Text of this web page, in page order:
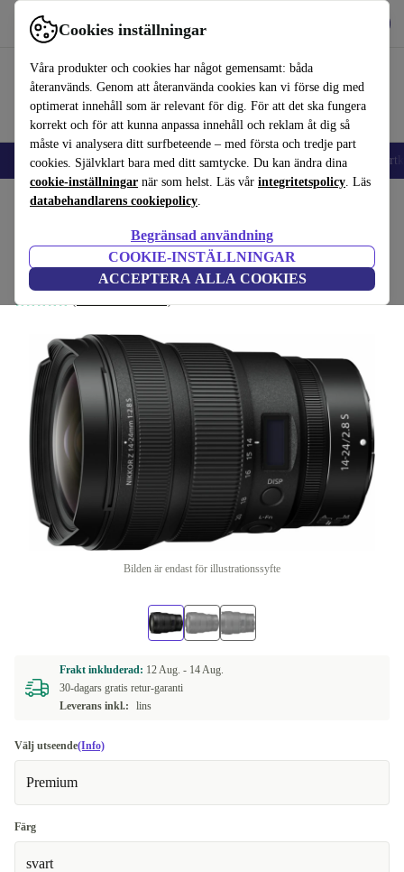
Cookies inställningar
Våra produkter och cookies har något gemensamt: båda
återanvänds. Genom att återanvända cookies kan vi förse dig med
optimerat innehåll som är relevant för dig. För att det ska fungera
korrekt och för att kunna anpassa innehåll och reklam åt dig så
måste vi analysera ditt surfbeteende – med första och tredje part
cookies. Självklart bara med ditt samtycke. Du kan ändra dina
cookie-inställningar när som helst. Läs vår integritetspolicy. Läs
databehandlarens cookiepolicy.
Begränsad användning
COOKIE-INSTÄLLNINGAR
ACCEPTERA ALLA COOKIES
Använd refurbed snabbt och enkelt
🎒 Back to school Mobiltelefoner Bärbara datorer Surfplattor
Hem Produkter Kameror Objektiv
Nikon Z 14-24mm 2.8 S
Svart 21 515 kr
24 427,29 kr
Bilden är endast för illustrationssyfte
Frakt inkluderad: 12 Aug. - 14 Aug.
30-dagars gratis retur-garanti
Leverans inkl.:
lins
Välj utseende(Info)
Premium
Färg
svart